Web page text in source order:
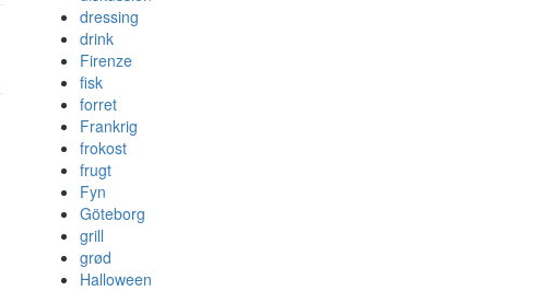
dressing
drink
Firenze
fisk
forret
Frankrig
frokost
frugt
Fyn
Göteborg
grill
grød
Halloween